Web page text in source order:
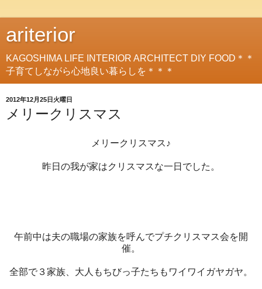
ariterior
KAGOSHIMA LIFE INTERIOR ARCHITECT DIY FOOD＊＊
子育てしながら心地良い暮らしを＊＊＊
2012年12月25日火曜日
メリークリスマス
メリークリスマス♪
昨日の我が家はクリスマスな一日でした。
午前中は夫の職場の家族を呼んでプチクリスマス会を開
催。
全部で３家族、大人もちびっ子たちもワイワイガヤガヤ。